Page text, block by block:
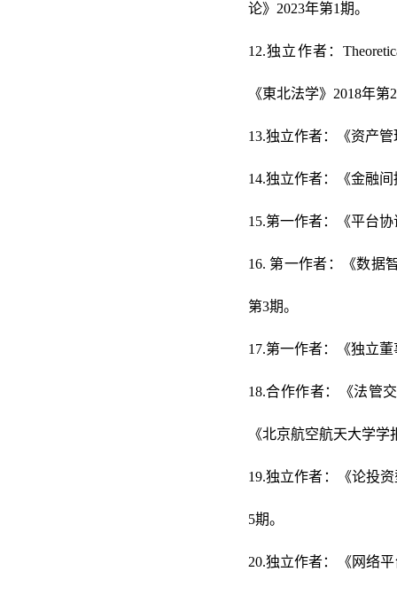
论》2023年第1期。
12.独立作者：
《東北法学》2018年第
13.独立作者：《资产
14.独立作者：《金融
15.第一作者：《平台
16. 第一作者：《数据
第3期。
17.第一作者：《独立
18.合作作者：《法管
《北京航空航天大学学
19.独立作者：《论投
5期。
20.独立作者：《网络